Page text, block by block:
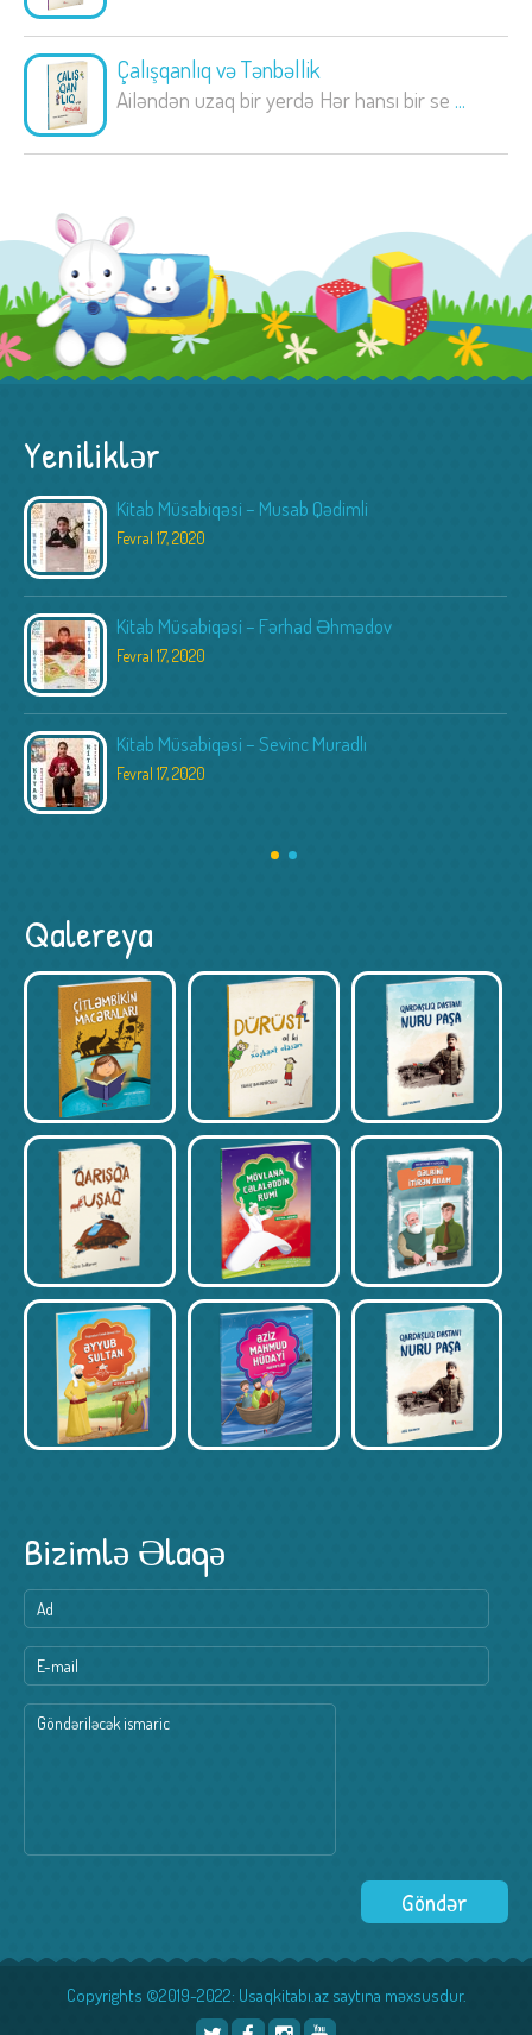
Çalışqanlıq və Tənbəllik
Ailəndən uzaq bir yerdə Hər hansı bir se ...
Yeniliklər
Kitab Müsabiqəsi – Musab Qədimli
Fevral 17, 2020
Kitab Müsabiqəsi – Fərhad Əhmədov
Fevral 17, 2020
Kitab Müsabiqəsi – Sevinc Muradlı
Fevral 17, 2020
Qalereya
Bizimlə Əlaqə
Copyrights ©2019-2022: Usaqkitabı.az saytına məxsusdur.